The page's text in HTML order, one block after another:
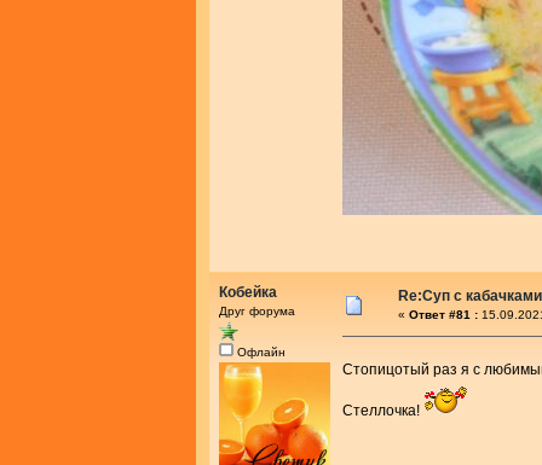
Кобейка
Друг форума
Офлайн
Re:Суп с
« Ответ #81 :
Стопицотый раз я с
Стеллочка!